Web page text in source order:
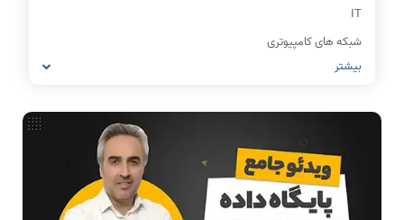
IT
شبکه های کامپیوتری
مشاغل رشته کامپیوتر
مدار منطقی
ساختمان داده
طراحی الگوریتم
بیشتر